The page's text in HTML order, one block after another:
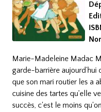
Marie-Madeleine Madac
garde-barrière
que son mari routier les a
cuisine des tartes qu'elle
succès, c'est le moins